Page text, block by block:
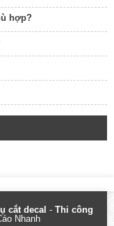
hợp?
cắt decal - Thi công
Nhanh